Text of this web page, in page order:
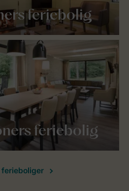
feriebolig
feriebolig
ferieboliger